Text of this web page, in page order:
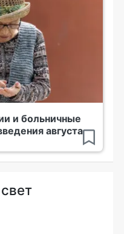
и больничные
августа